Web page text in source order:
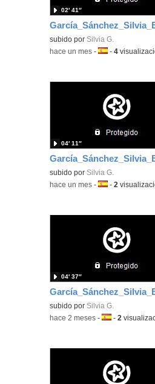
subido por Silvia G.
02′ 41″
-hace un mes -Idioma:
-4
subido por Silvia G.
04′ 11″
-hace un mes -Idioma:
-2
subido por Silvia G.
04′ 37″
-hace 2 meses -Idioma:
-2